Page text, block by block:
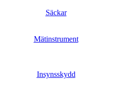
Säckar
Mätinstrument
Insynsskydd